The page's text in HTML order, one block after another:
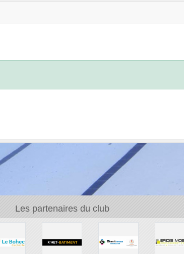
Les partenaires du club